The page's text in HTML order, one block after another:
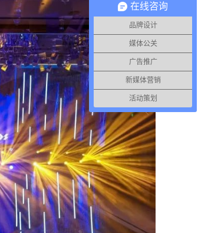
在线咨询
品牌设计
媒体公关
广告推广
新媒体营销
活动策划